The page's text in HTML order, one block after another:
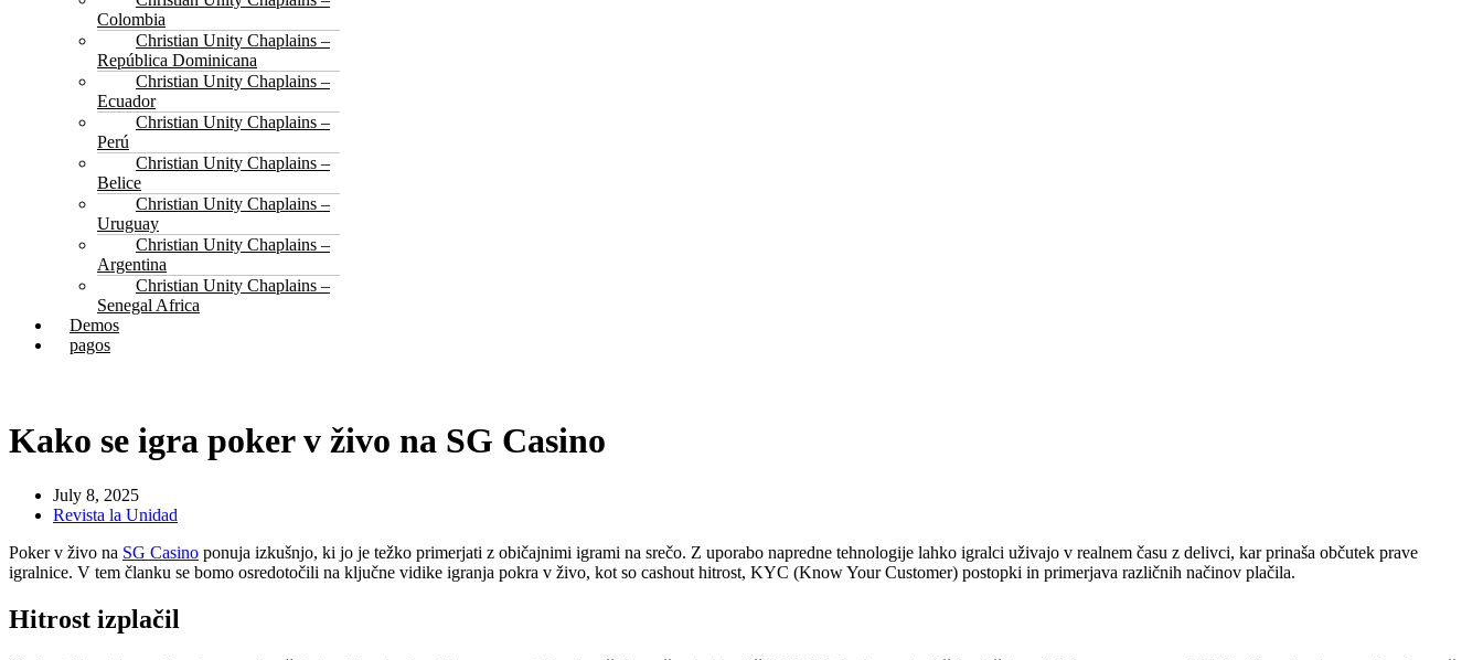
Colombia
Christian Unity Chaplains –
República Dominicana
Christian Unity Chaplains –
Ecuador
Christian Unity Chaplains –
Perú
Christian Unity Chaplains –
Belice
Christian Unity Chaplains –
Uruguay
Christian Unity Chaplains –
Argentina
Christian Unity Chaplains –
Senegal Africa
Demos
pagos
Kako se igra poker v živo na SG Casino
July 8, 2025
Revista la Unidad
Poker v živo na SG Casino ponuja izkušnjo, ki jo je težko primerjati z običajnimi igrami na srečo. Z uporabo napredne tehnologije lahko igralci uživajo v realnem času z delivci, kar prinaša občutek prave
igralnice. V tem članku se bomo osredotočili na ključne vidike igranja pokra v živo, kot so cashout hitrost, KYC (Know Your Customer) postopki in primerjava različnih načinov plačila.
Hitrost izplačil